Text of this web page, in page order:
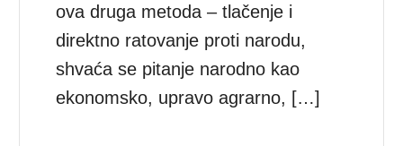
ova druga metoda – tlačenje i
direktno ratovanje proti narodu,
shvaća se pitanje narodno kao
ekonomsko, upravo agrarno, […]